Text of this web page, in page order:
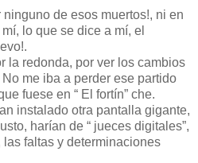
de esos muertos!, ni en
lo que se dice a mí, el
la redonda, por ver los cambios
me iba a perder ese partido
fuese en “ El fortín” che.
instalado otra pantalla gigante,
harían de “ jueces digitales”,
faltas y determinaciones